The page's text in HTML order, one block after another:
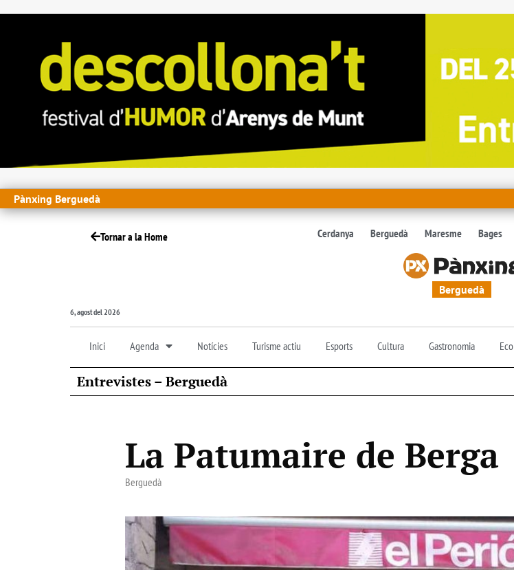
Pànxing Berguedà
Tornar a la Home Cerdanya Berguedà Maresme Bages
Berguedà
6, agost del 2026
Inici Agenda Notícies Turisme actiu Esports Cultura Gastronomia Eco
Entrevistes – Berguedà
La Patumaire de Berga
Berguedà